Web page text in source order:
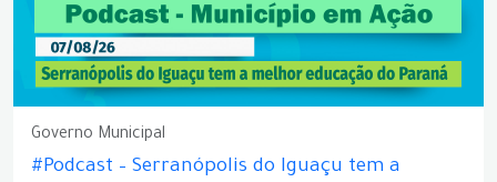
Governo Municipal
#Podcast – Serranópolis do Iguaçu tem a